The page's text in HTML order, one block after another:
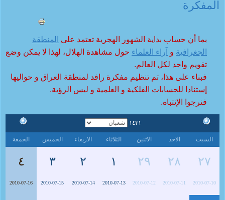
المفکرة
بما أن حساب بداية الشهور الهجرية تعتمد على
المنطقة
الجغرافية و آراء العلماء حول مشاهدة الهلال، لهذا لا يمكن وضع
تقويم واحد لكل العالم.
فبناء على هذا، تم تنظيم مفكرة رافد لمنطقة العراق و حواليها
إستنادا للحسابات الفلكية و العلمية و ليس الرؤية.
فنرجوا الإنتباه.
١٤٣١
السبت الاحد الاثنين الثلاثاء الاربعاء الخميس الجمعة
٢٧
2010-07-10
٢٨
2010-07-11
٢٩
2010-07-12
١
2010-07-13
٢
2010-07-14
٣
2010-07-15
٤
2010-07-16